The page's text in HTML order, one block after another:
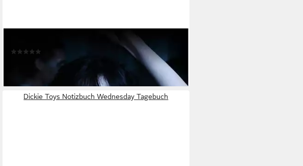
Poster Wednesday - Poster - Goo Goo Muck
Dickie Toys Notizbuch Wednesday Tagebuch